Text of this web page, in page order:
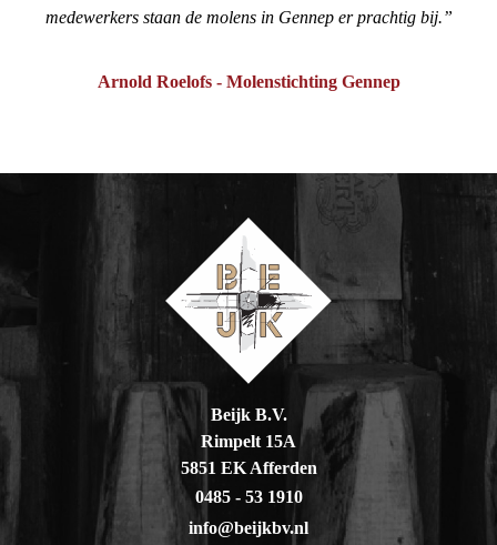
medewerkers staan de molens in Gennep er prachtig bij.
Arnold Roelofs - Molenstichting Gennep
Beijk B.V.
Rimpelt 15A
5851 EK Afferden
0485 - 53 1910
info@beijkbv.nl